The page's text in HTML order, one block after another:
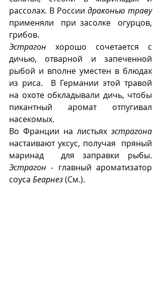
рассолах. В России драконью траву
применяли  при засолке  огурцов,
грибов.
Эстрагон хорошо сочетается с
дичью, отварной и запеченной
рыбой и вполне уместен в блюдах
из риса.  В Германии этой травой
на охоте обкладывали дичь, чтобы
пикантный аромат отпугивал
насекомых.
Во Франции на листьях эстрагона
настаивают уксус, получая  пряный
Эстрагон - главный ароматизатор
соуса Беарнез (См.).